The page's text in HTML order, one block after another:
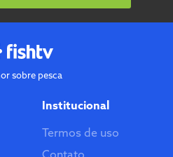
sobre pesca
Institucional
Termos de uso
Contato